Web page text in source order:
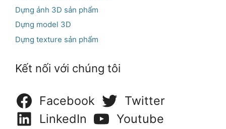
Dựng ảnh 3D sản phẩm
Dựng model 3D
Dựng texture sản phẩm
Kết nối với chúng tôi
Facebook
Twitter
LinkedIn
Youtube